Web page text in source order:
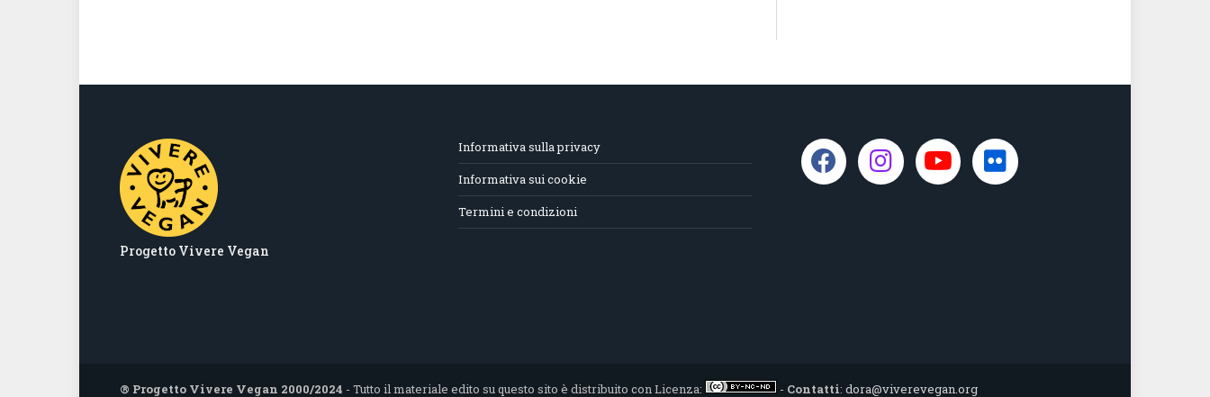
Progetto Vivere Vegan
Informativa sulla privacy
Informativa sui cookie
Termini e condizioni
® Progetto Vivere Vegan 2000/2024 - Tutto il materiale edito su questo sito è distribuito con Licenza: - Contatti: dora@viverevegan.org